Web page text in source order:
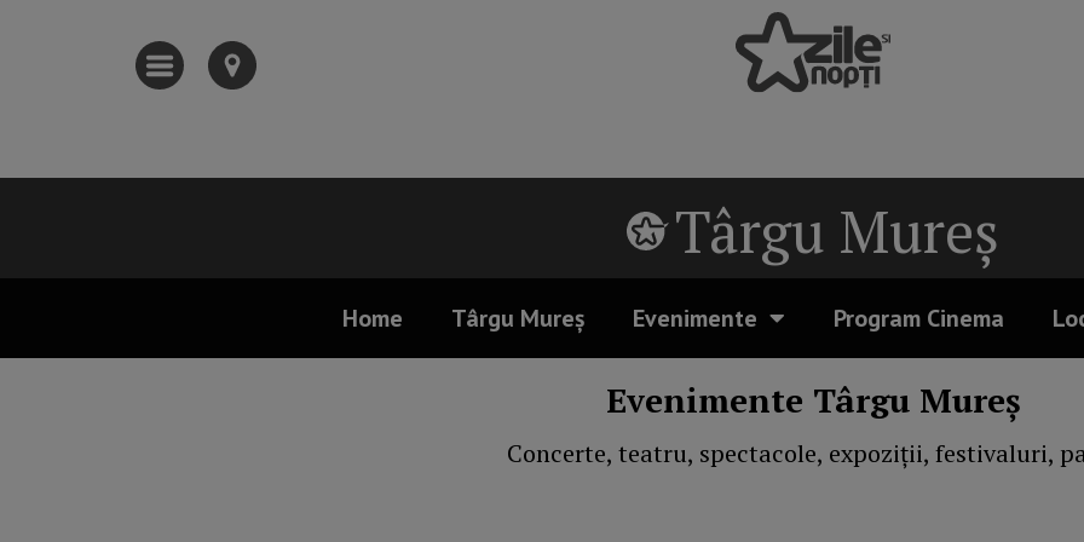
Târgu Mureș
Home Târgu Mureș Evenimente Program Cinema
Evenimente Târgu Mureș
Concerte, teatru, spectacole, expoziții, festivaluri,